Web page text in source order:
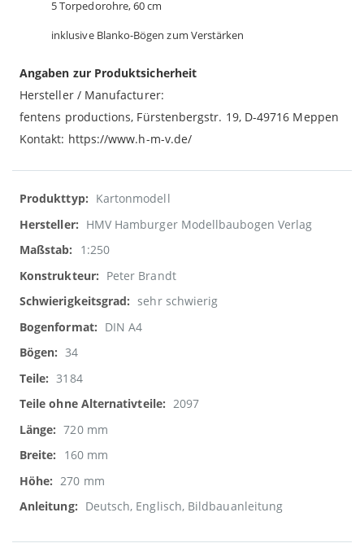
5 Torpedorohre, 60 cm
inklusive Blanko-Bögen zum Verstärken
Angaben zur Produktsicherheit
Hersteller / Manufacturer:
fentens productions, Fürstenbergstr. 19, D-49716 Meppen
Kontakt: https://www.h-m-v.de/
Weitere
Informationen
Kartonmodell
HMV Hamburger Modellbaubogen Verlag
1:250
Peter Brandt
sehr schwierig
DIN A4
34
3184
2097
720 mm
160 mm
270 mm
Deutsch, Englisch, Bildbauanleitung